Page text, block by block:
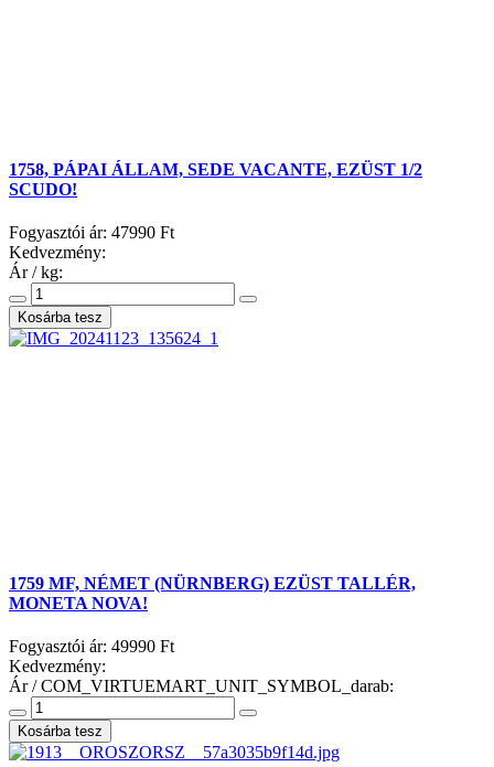
1758, PÁPAI ÁLLAM, SEDE VACANTE, EZÜST 1/2
SCUDO!
Fogyasztói ár: 47990 Ft
Kedvezmény:
Ár / kg:
1759 MF, NÉMET (NÜRNBERG) EZÜST TALLÉR,
MONETA NOVA!
Fogyasztói ár: 49990 Ft
Kedvezmény:
Ár / COM_VIRTUEMART_UNIT_SYMBOL_darab: